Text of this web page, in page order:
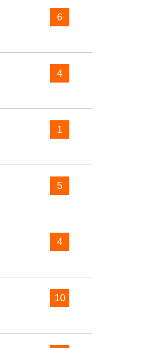
6
4
1
5
4
10